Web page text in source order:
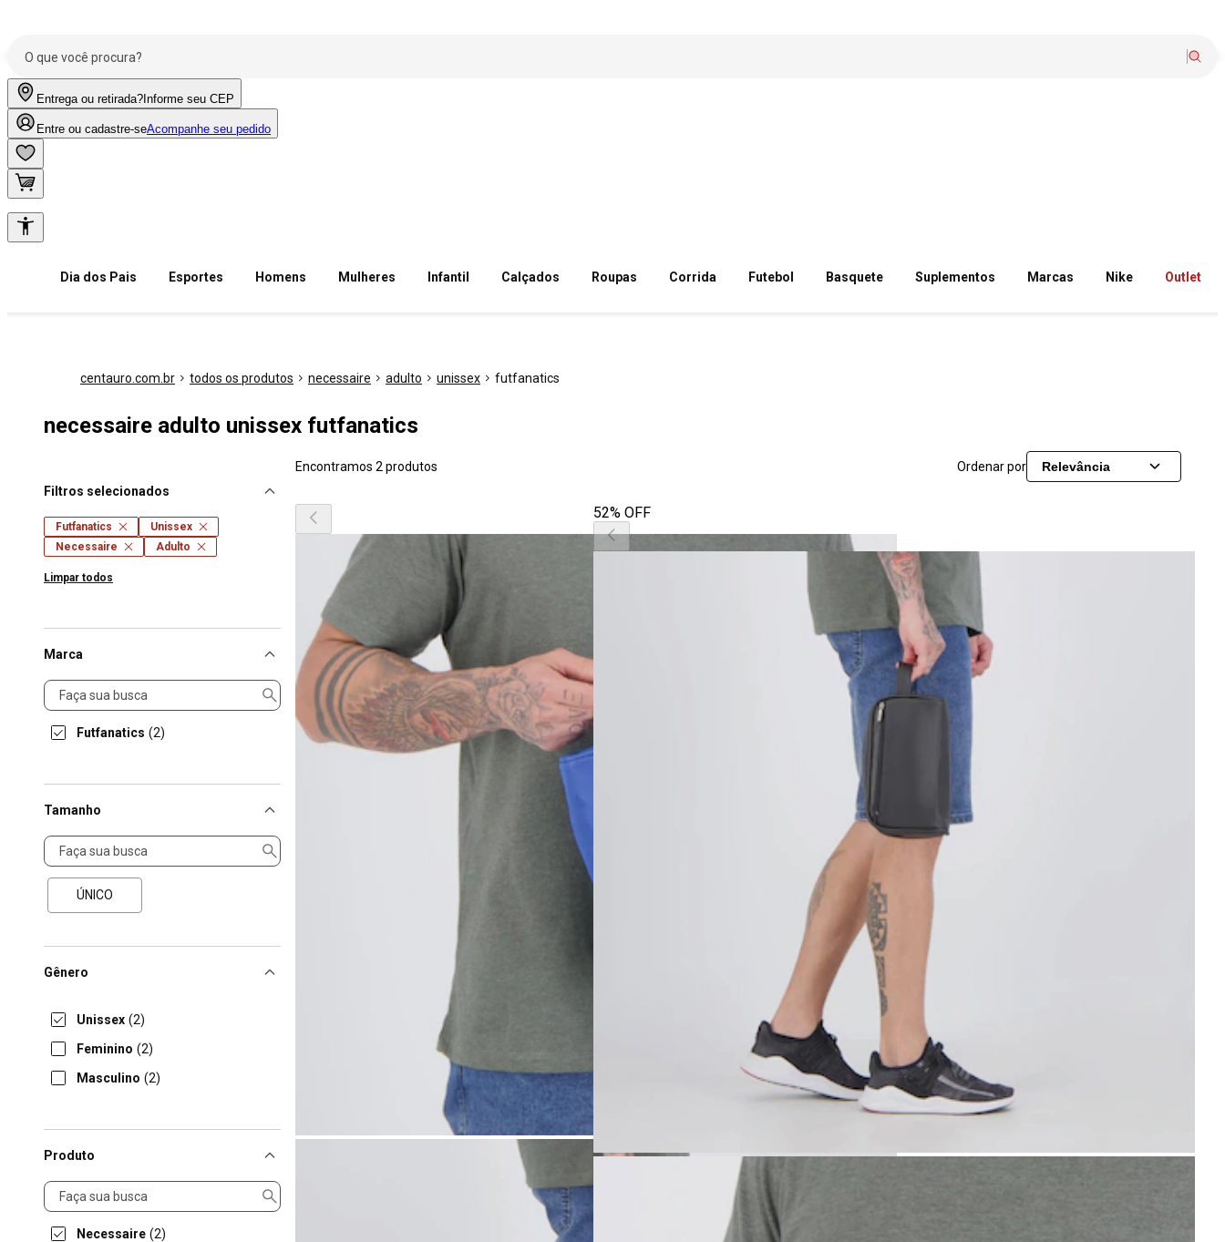
Entrega ou retirada? Informe seu CEP
Entre ou cadastre-seAcompanhe seu pedido
Dia dos Pais Esportes Homens Mulheres Infantil Calçados Roupas Corrida Futebol Basquete Suplementos Marcas Nike Outlet
centauro.com.br todos os produtos necessaire adulto unissex futfanatics
necessaire adulto unissex futfanatics
Filtros selecionados
Futfanatics
Unissex
Necessaire
Adulto
Limpar todos
Marca
Marca
Futfanatics (2)
Tamanho
Tamanho
ÚNICO
Gênero
Unissex (2)
Feminino (2)
Masculino (2)
Produto
Produto
Necessaire (2)
Encontramos 2 produtos Ordenar por Relevância
52% OFF